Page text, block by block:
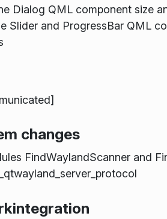
Dialog QML component size
Slider and ProgressBar QML
changes
FindWaylandScanner and